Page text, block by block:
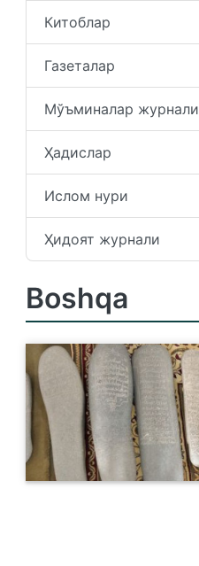
Китоблар
Газеталар
Мўъминалар журнали
Ҳадислар
Ислом нури
Ҳидоят журнали
Boshqa